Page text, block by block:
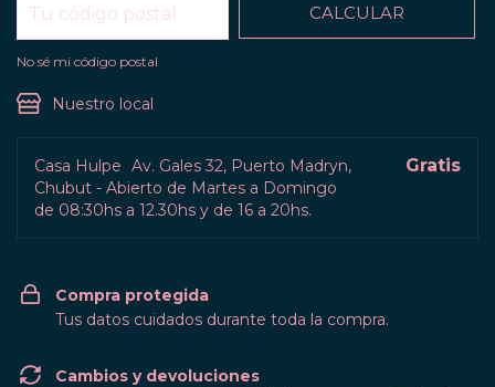
CALCULAR
No sé mi código postal
Nuestro local
Casa Hulpe Av. Gales 32, Puerto Madryn,
Chubut - Abierto de Martes a Domingo
de 08:30hs a 12.30hs y de 16 a 20hs.
Gratis
Compra protegida
Tus datos cuidados durante toda la compra.
Cambios y devoluciones